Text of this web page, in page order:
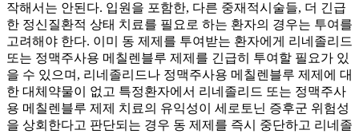
작해서는 안된다. 입원을 포함한, 다른 중재적시술들, 더 긴급
한 정신질환적 상태 치료를 필요로 하는 환자의 경우는 투여를
고려해야 한다. 이미 동 제제를 투여받는 환자에게 리네졸리드
또는 정맥주사용 메칠렌블루 제제를 긴급히 투여할 필요가 있
을 수 있으며, 리네졸리드나 정맥주사용 메칠렌블루 제제에 대
한 대체약물이 없고 특정환자에서 리네졸리드 또는 정맥주사
용 메칠렌블루 제제 치료의 유익성이 세로토닌 증후군 위험성
을 상회한다고 판단되는 경우 동 제제를 즉시 중단하고 리네졸